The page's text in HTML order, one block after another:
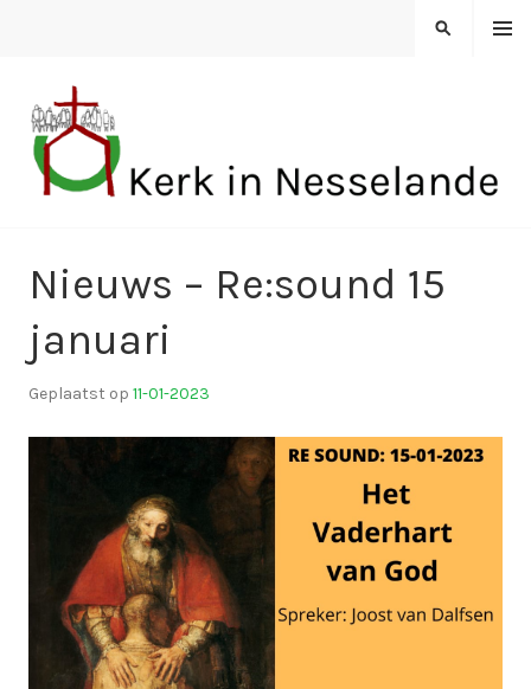
MENU
ZOEKEN
Nieuws – Re:sound 15
januari
Geplaatst op 11-01-2023
n
w
e
b
m